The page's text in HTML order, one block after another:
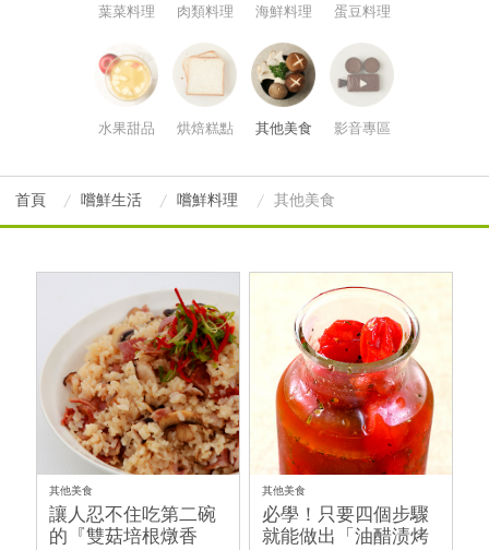
葉菜料理 肉類料理 海鮮料理 蛋豆料理
水果甜品 烘焙糕點 其他美食 影音專區
首頁 嚐鮮生活 嚐鮮料理 其他美食
其他美食
讓人忍不住吃第二碗
的『雙菇培根燉香
其他美食
必學！只要四個步驟
就能做出「油醋渍烤